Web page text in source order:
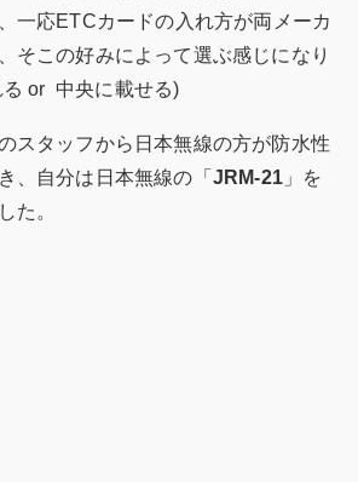
一応ETCカードの入れ方が両メーカ
そこの好みによって選ぶ感じになり
る or 中央に載せる)
スタッフから日本無線の方が防水性
、自分は日本無線の「 JRM-21 」を
た。